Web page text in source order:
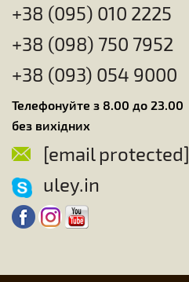
+38 (095) 010 2225
+38 (098) 750 7952
+38 (093) 054 9000
Телефонуйте з 8.00 до 23.00
без вихідних
[email protected]
uley.in